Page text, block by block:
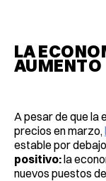
LA
AUMENTO
A pesar de que la
precios en marzo,
estable por
positivo:la
nuevos puestos